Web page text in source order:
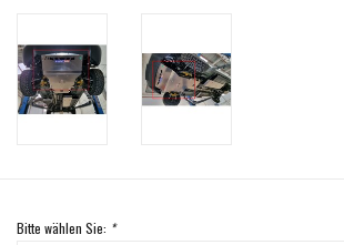
Bitte wählen Sie: *